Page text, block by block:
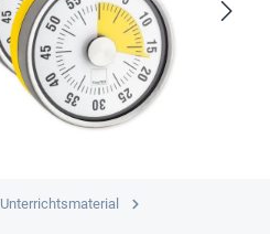
Unterrichtsmaterial